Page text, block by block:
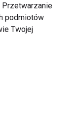
Przetwarzanie
podmiotów
Twojej